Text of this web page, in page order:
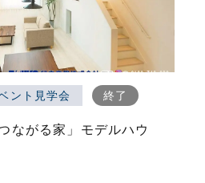
ント見学会 終了
ながる家」モデルハウ